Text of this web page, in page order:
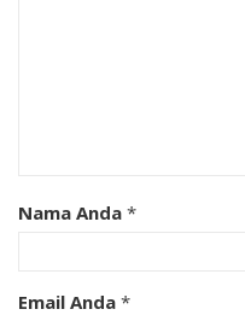
Nama Anda *
Email Anda *